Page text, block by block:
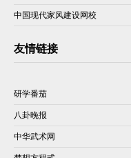
中国现代家风建设网校
友情链接
研学番茄
八卦晚报
中华武术网